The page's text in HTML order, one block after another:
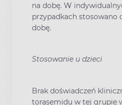
na dobę. W
przypadkach stosowano
dobę.
Stosowanie u dzieci
Brak doświadczeń
torasemidu w tej grupie